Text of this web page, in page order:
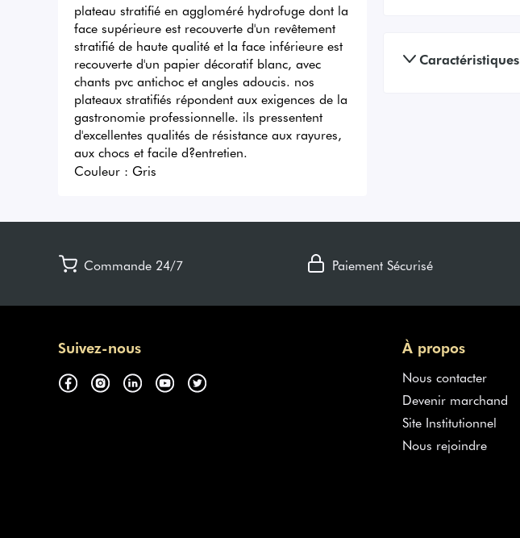
plateau stratifié en aggloméré hydrofuge dont la
face supérieure est recouverte d'un revêtement
stratifié de haute qualité et la face inférieure est
recouverte d'un papier décoratif blanc, avec
chants pvc antichoc et angles adoucis. nos
plateaux stratifiés répondent aux exigences de la
gastronomie professionnelle. ils pressentent
d'excellentes qualités de résistance aux rayures,
aux chocs et facile d?entretien.
Couleur : Gris
Caractéristiques
Commande 24/7 Paiement Sécurisé
Suivez-nous À propos
Nous contacter
Devenir marchand
Site Institutionnel
Nous rejoindre